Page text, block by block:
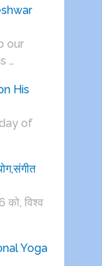
our
…
His
of
को, विश्व
Yoga